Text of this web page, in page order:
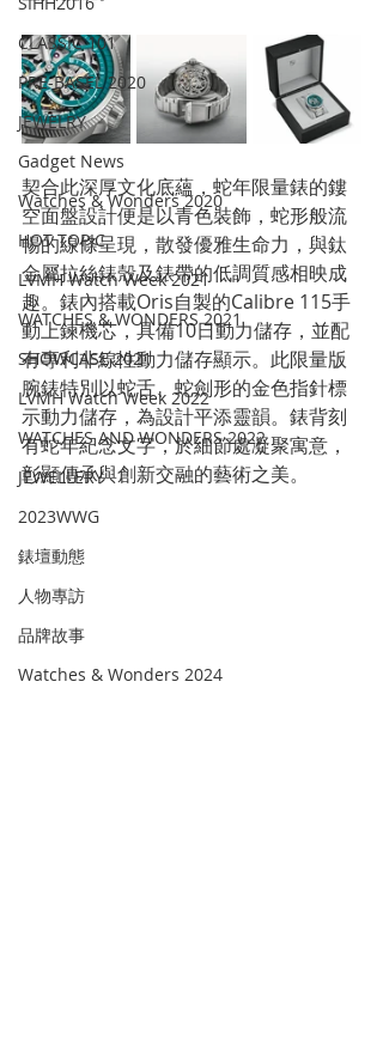
CLASSIC 101
PRE-BASEL 2020
JEWELRY
Gadget News
Watches & Wonders 2020
HOT TOPIC
LVMH Watch Week 2021
WATCHES & WONDERS 2021
SHOWCASE 2021
LVMH Watch Week 2022
WATCHES AND WONDERS 2022
JEWELLERY
2023WWG
錶壇動態
人物專訪
品牌故事
Watches & Wonders 2024
契合此深厚文化底蘊，蛇年限量錶的鏤
空面盤設計便是以青色裝飾，蛇形般流
暢的線條呈現，散發優雅生命力，與鈦
金屬拉絲錶殼及錶帶的低調質感相映成
趣。錶內搭載Oris自製的Calibre 115手
動上鍊機芯，具備10日動力儲存，並配
有專利非線性動力儲存顯示。此限量版
腕錶特別以蛇舌、蛇劍形的金色指針標
示動力儲存，為設計平添靈韻。錶背刻
有蛇年紀念文字，於細節處凝聚寓意，
彰顯傳承與創新交融的藝術之美。